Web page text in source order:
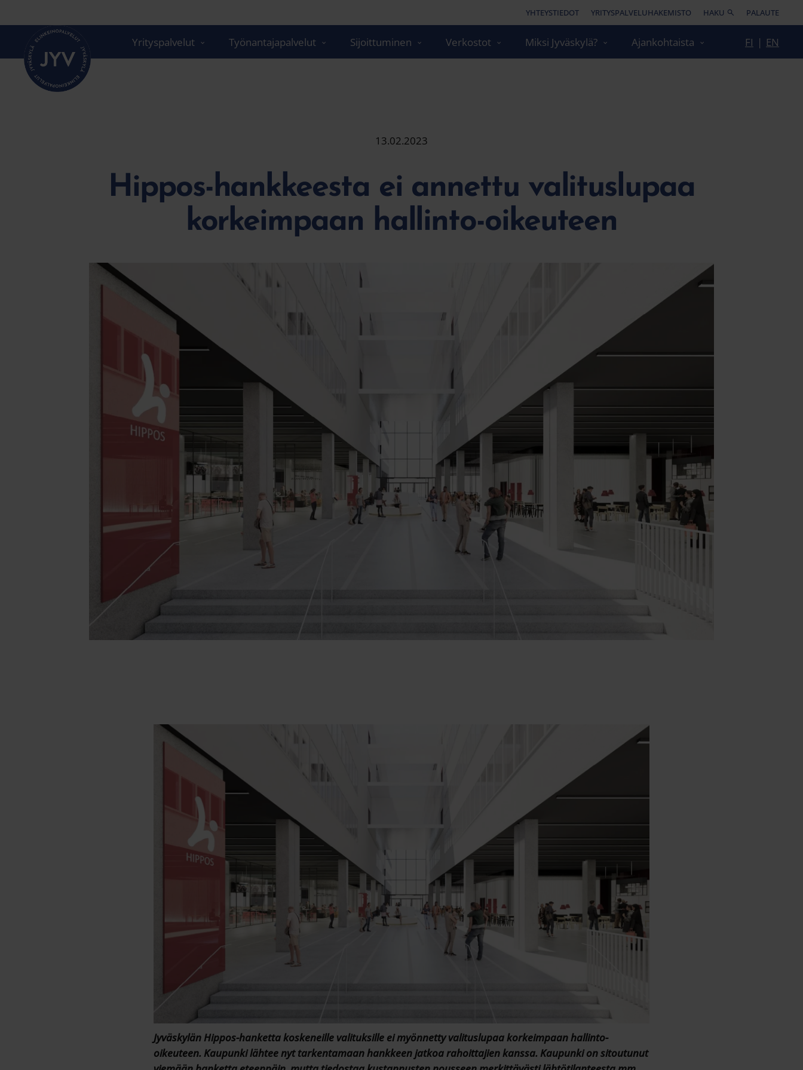
suoraan
sisältöön
YHTEYSTIEDOT YRITYSPALVELUHAKEMISTO HAKU PALAUTE
Yrityspalvelut Työnantajapalvelut Sijoittuminen Verkostot Miksi Jyväskylä? Ajankohtaista FI | EN
13.02.2023
Hippos-hankkeesta ei annettu valituslupaa
korkeimpaan hallinto-oikeuteen
Jyväskylän Hippos-hanketta koskeneille valituksille ei myönnetty valituslupaa korkeimpaan hallinto-
oikeuteen. Kaupunki lähtee nyt tarkentamaan hankkeen jatkoa rahoittajien kanssa. Kaupunki on sitoutunut